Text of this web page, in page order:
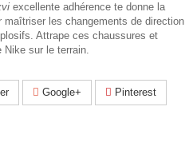
excellente adhérence te donne la
maîtriser les changements de direction
Attrape ces chaussures et
Nike sur le terrain.
Google+ Pinterest